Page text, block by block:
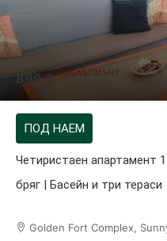
899 €
ПОД НАЕМ
Четиристаен апартамент
бряг | Басейн и три тераси
Golden Fort Complex,